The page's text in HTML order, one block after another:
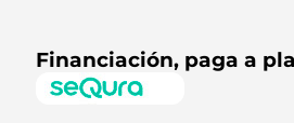
Financiación, paga a